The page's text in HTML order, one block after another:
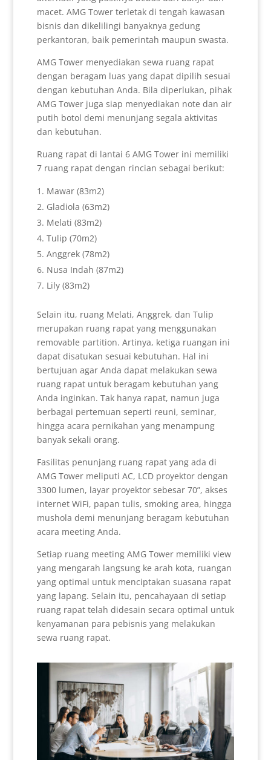
macet. AMG Tower terletak di tengah kawasan
bisnis dan dikelilingi banyaknya gedung
perkantoran, baik pemerintah maupun swasta.
AMG Tower menyediakan sewa ruang rapat
dengan beragam luas yang dapat dipilih sesuai
dengan kebutuhan Anda. Bila diperlukan, pihak
AMG Tower juga siap menyediakan note dan air
putih botol demi menunjang segala aktivitas
dan kebutuhan.
Ruang rapat di lantai 6 AMG Tower ini memiliki
7 ruang rapat dengan rincian sebagai berikut:
Mawar (83m2)
Gladiola (63m2)
Melati (83m2)
Tulip (70m2)
Anggrek (78m2)
Nusa Indah (87m2)
Lily (83m2)
Selain itu, ruang Melati, Anggrek, dan Tulip
merupakan ruang rapat yang menggunakan
removable partition. Artinya, ketiga ruangan ini
dapat disatukan sesuai kebutuhan. Hal ini
bertujuan agar Anda dapat melakukan sewa
ruang rapat untuk beragam kebutuhan yang
Anda inginkan. Tak hanya rapat, namun juga
berbagai pertemuan seperti reuni, seminar,
hingga acara pernikahan yang menampung
banyak sekali orang.
Fasilitas penunjang ruang rapat yang ada di
AMG Tower meliputi AC, LCD proyektor dengan
3300 lumen, layar proyektor sebesar 70”, akses
internet WiFi, papan tulis, smoking area, hingga
mushola demi menunjang beragam kebutuhan
acara meeting Anda.
Setiap ruang meeting AMG Tower memiliki view
yang mengarah langsung ke arah kota, ruangan
yang optimal untuk menciptakan suasana rapat
yang lapang. Selain itu, pencahayaan di setiap
ruang rapat telah didesain secara optimal untuk
kenyamanan para pebisnis yang melakukan
sewa ruang rapat.